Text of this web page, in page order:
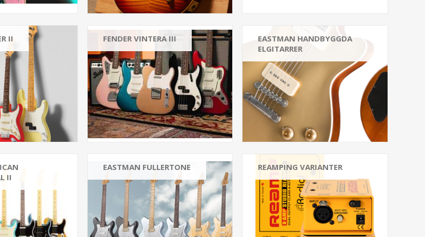
II FENDER VINTERA III
EASTMAN HANDBYGGDA
ELGITARRER
II
EASTMAN FULLERTONE REAMPING VARIANTER